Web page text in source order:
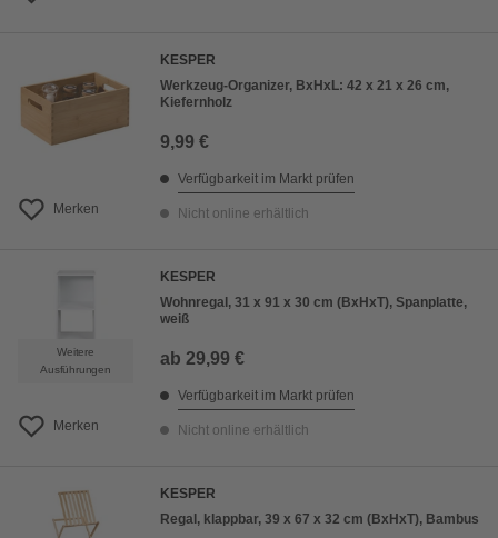
Merken
KESPER
Werkzeug-Organizer, BxHxL: 42 x 21 x 26 cm,
Kiefernholz
9,99 €
Verfügbarkeit im Markt prüfen
Nicht online erhältlich
Weitere
Ausführungen
Merken
KESPER
Wohnregal, 31 x 91 x 30 cm (BxHxT), Spanplatte,
weiß
ab 29,99 €
Verfügbarkeit im Markt prüfen
Nicht online erhältlich
KESPER
Regal, klappbar, 39 x 67 x 32 cm (BxHxT), Bambus